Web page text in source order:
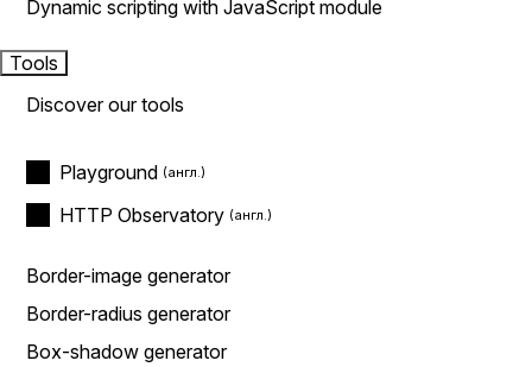
Dynamic scripting with JavaScript module
Tools
Discover our tools
Playground
HTTP Observatory
Border-image generator
Border-radius generator
Box-shadow generator